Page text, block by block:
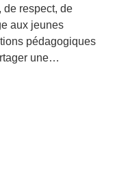
de respect, de
aux jeunes
pédagogiques
une…